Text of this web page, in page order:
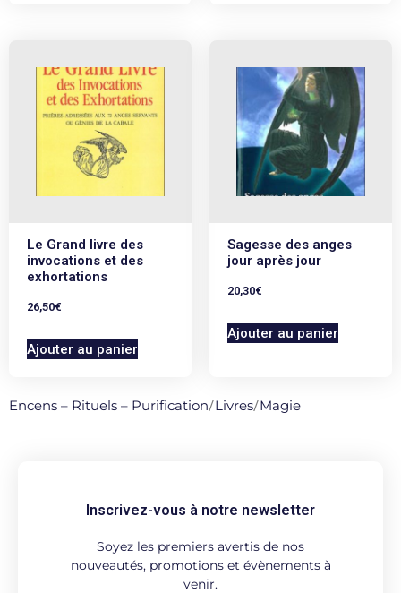
Le Grand livre des
invocations et des
exhortations
26,50€
Ajouter au panier
Sagesse des anges
jour après jour
20,30€
Ajouter au panier
Encens – Rituels – Purification/Livres/Magie
Inscrivez-vous à notre newsletter
Soyez les premiers avertis de nos
nouveautés, promotions et évènements à
venir.